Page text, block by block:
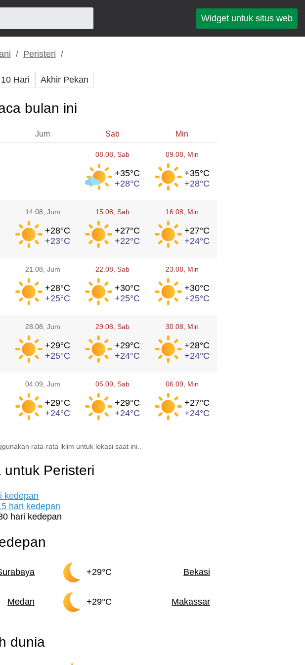
Widget untuk situs web
Peristeri
10 Hari Akhir Pekan
bulan ini
Jum Sab Min
08.08 , Sab
+35°C
+28°C
09.08 , Min
+35°C
+28°C
14.08 , Jum
+28°C
+23°C
15.08 , Sab
+27°C
+22°C
16.08 , Min
+27°C
+24°C
21.08 , Jum
+28°C
+25°C
22.08 , Sab
+30°C
+25°C
23.08 , Min
+30°C
+25°C
28.08 , Jum
+29°C
+25°C
29.08 , Sab
+29°C
+24°C
30.08 , Min
+28°C
+24°C
04.09 , Jum
+29°C
+24°C
05.09 , Sab
+29°C
+24°C
06.09 , Min
+27°C
+24°C
rata-rata iklim untuk lokasi saat ini..
untuk Peristeri
kedepan
hari kedepan
hari kedepan
+29°C Bekasi
Medan +29°C Makassar
dunia